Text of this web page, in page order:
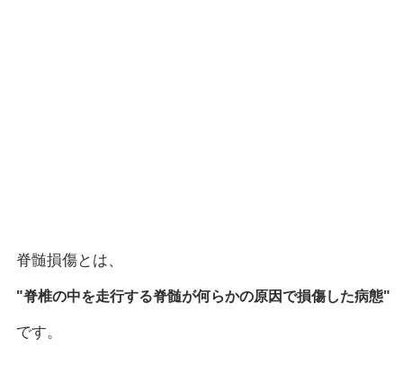
脊髄損傷とは、
"脊椎の中を走行する脊髄が何らかの原因で損傷した病態"
です。